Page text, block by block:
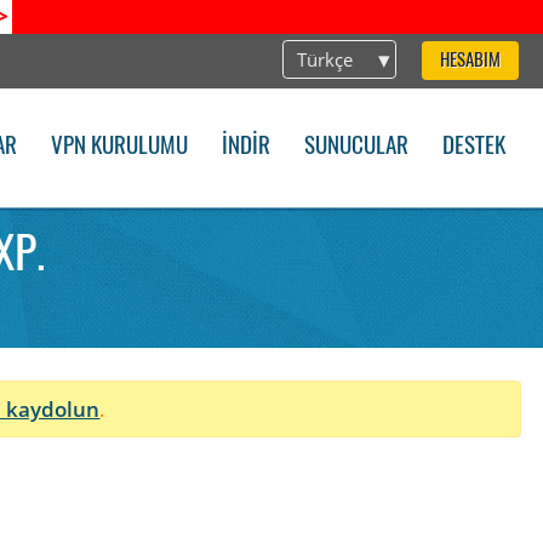
Türkçe HESABIM
VPN KURULUMU İNDIR SUNUCULAR DESTEK
kaydolun.